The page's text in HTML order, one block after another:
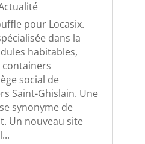
pour Locasix.
dans la
habitables,
social de
Saint-Ghislain. Une
synonyme de
Un nouveau site